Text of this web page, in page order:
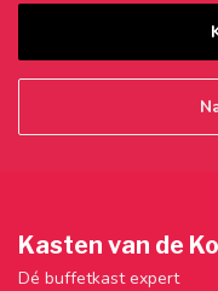
Kasten van de
Dé buffetkast expert